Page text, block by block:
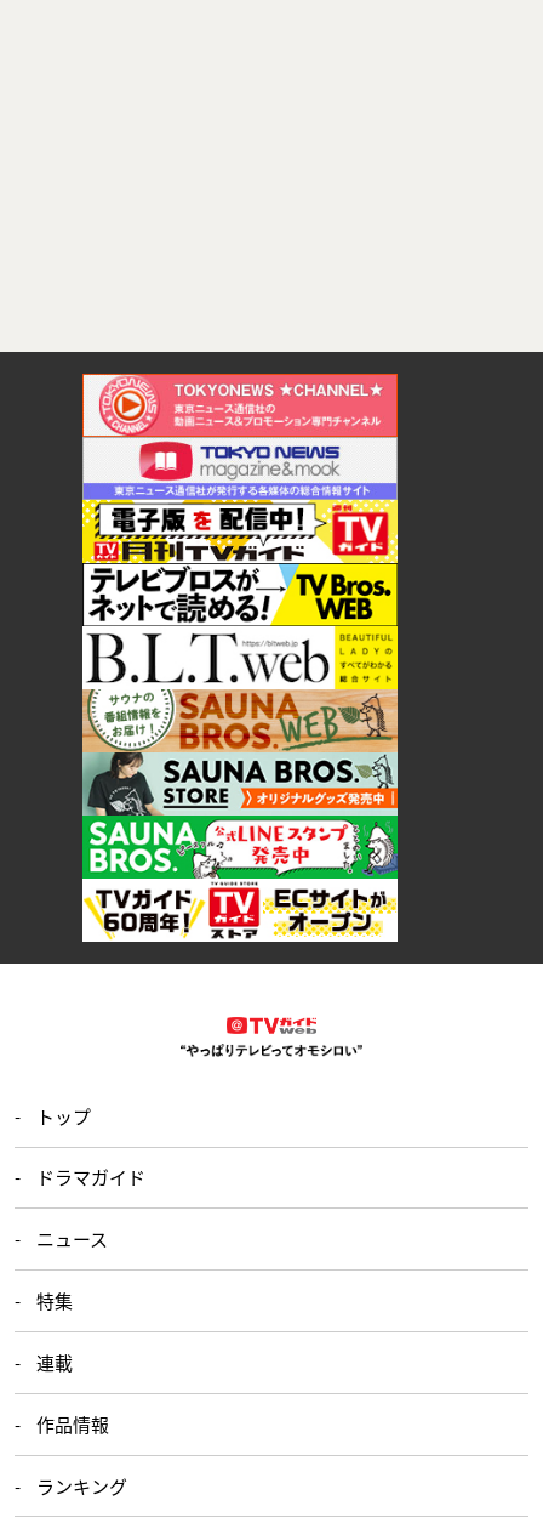
トップ
ドラマガイド
ニュース
特集
連載
作品情報
ランキング